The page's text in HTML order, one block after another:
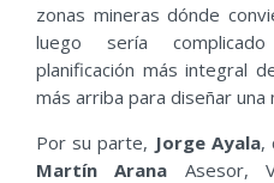
zonas mineras dónde
luego sería
planificación más integral
más arriba para diseñar
Por su parte, Jorge Ayala,
Martín Arana Asesor,